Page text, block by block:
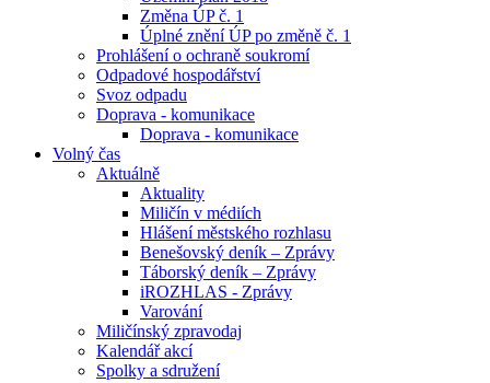
Změna ÚP č. 1
Úplné znění ÚP po změně č. 1
Prohlášení o ochraně soukromí
Odpadové hospodářství
Svoz odpadu
Doprava - komunikace
Doprava - komunikace
Volný čas
Aktuálně
Aktuality
Miličín v médiích
Hlášení městského rozhlasu
Benešovský deník – Zprávy
Táborský deník – Zprávy
iROZHLAS - Zprávy
Varování
Miličínský zpravodaj
Kalendář akcí
Spolky a sdružení